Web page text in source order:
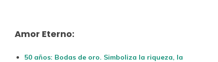
Amor Eterno:
50 años: Bodas de oro. Simboliza la riqueza, la